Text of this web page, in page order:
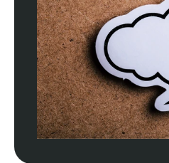
Statut i sprawozdania
Karta zasad
Władze
Historia i działania
Narzędzie samooceny